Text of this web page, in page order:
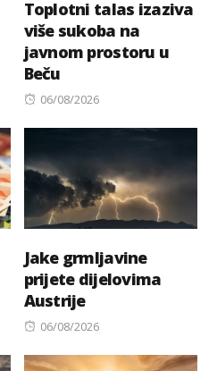
Toplotni talas izaziva
više sukoba na
javnom prostoru u
Beču
Posted
06/08/2026
Jake grmljavine
prijete dijelovima
Austrije
Posted
06/08/2026